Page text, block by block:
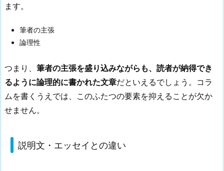
く
べ
ポ
イ
ン
ト
説
ます。
筆者の主張
論理性
つまり、 筆者の主張を盛り込みながらも、読者が納得でき
るように論理的に書かれた文章だといえるでしょう。コラ
ムを書くうえでは、このふたつの要素を抑えることが欠か
せません。
説明文・エッセイとの違い